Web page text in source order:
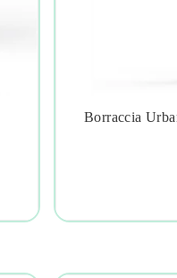
Borraccia